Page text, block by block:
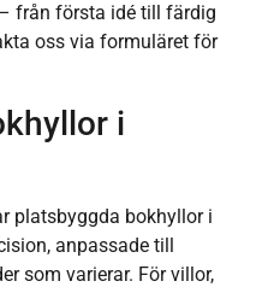
från första idé till färdig
oss via formuläret för
i
platsbyggda bokhyllor i
anpassade till
som varierar. För villor,